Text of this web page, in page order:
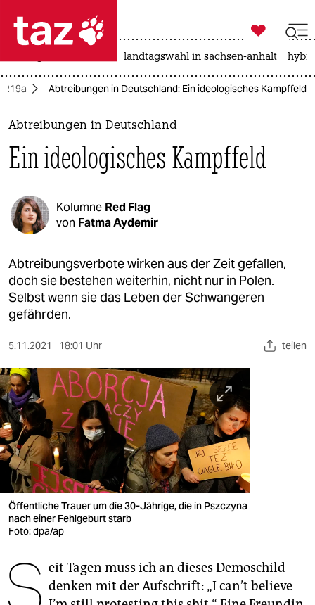
 taz zahl ich
taz zahl ich
themen
politik
öko
gesellschaft
kultur
sport
berlin
nord
wahrheit
verlag
verlag
veranstaltungen
shop
fragen & hilfe
abo

taz zahl ich
landtagswahl in sachsen-anhalt
219a Abtreibungen in Deutschland: Ein ideologisches Kampffeld
Abtreibungen in Deutschland
Ein ideologisches Kampffeld
Kolumne Red Flag
von Fatma Aydemir
Abtreibungsverbote wirken aus der Zeit gefallen,
doch sie bestehen weiterhin, nicht nur in Polen.
Selbst wenn sie das Leben der Schwangeren
gefährden.
5.11.2021 18:01 Uhr teilen
Öffentliche Trauer um die 30-Jährige, die in Pszczyna
nach einer Fehlgeburt starb
Foto: dpa/ap
S eit Tagen muss ich an dieses Demoschild
denken mit der Aufschrift: „I can’t believe